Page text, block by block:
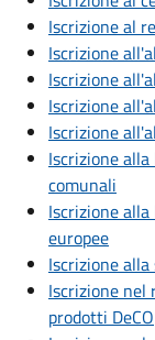
Iscrizione al
Iscrizione
Iscrizione
Iscrizione
Iscrizione
Iscrizione
comunali
Iscrizione
europee
Iscrizione
Iscrizione nel
prodotti DeCO